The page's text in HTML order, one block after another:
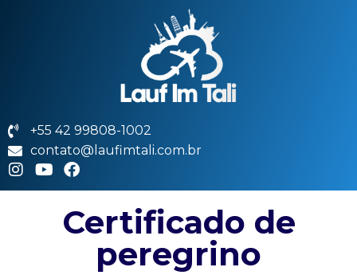
+55 42 99808-1002
contato@laufimtali.com.br
Certificado de
peregrino